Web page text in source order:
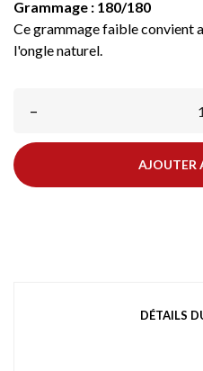
Grammage : 180/180
Ce grammage faible convient
l'ongle naturel.
–
AJOUTER
DÉTAILS